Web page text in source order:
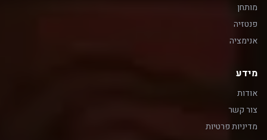
מותחן
פנטזיה
אנימציה
מידע
אודות
צור קשר
מדיניות פרטיות